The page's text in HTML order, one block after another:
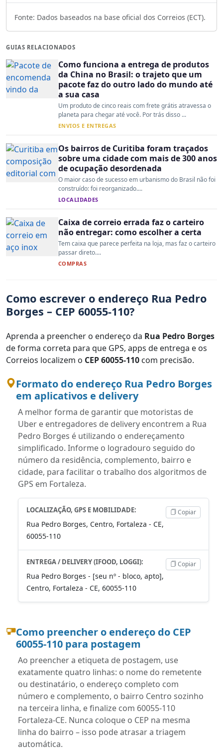
Fonte: Dados baseados na base oficial dos Correios (ECT).
GUIAS RELACIONADOS
Como funciona a entrega de produtos
da China no Brasil: o trajeto que um
pacote faz do outro lado do mundo até
a sua casa
Um produto de cinco reais com frete grátis atravessa o
planeta para chegar até você. Por trás disso ...
ENVIOS E ENTREGAS
Os bairros de Curitiba foram traçados
sobre uma cidade com mais de 300 anos
de ocupação desordenada
O maior caso de sucesso em urbanismo do Brasil não foi
construído: foi reorganizado....
LOCALIDADES
Caixa de correio errada faz o carteiro
não entregar: como escolher a certa
Tem caixa que parece perfeita na loja, mas faz o carteiro
passar direto....
COMPRAS
Como escrever o endereço Rua Pedro
Borges – CEP 60055-110?
Aprenda a preencher o endereço da Rua Pedro Borges
de forma correta para que GPS, apps de entrega e os
Correios localizem o CEP 60055-110 com precisão.
Formato do endereço Rua Pedro Borges
em aplicativos e delivery
A melhor forma de garantir que motoristas de
Uber e entregadores de delivery encontrem a Rua
Pedro Borges é utilizando o endereçamento
simplificado. Informe o logradouro seguido do
número da residência, complemento, bairro e
cidade, para facilitar o trabalho dos algoritmos de
GPS em Fortaleza.
LOCALIZAÇÃO, GPS E MOBILIDADE:
Rua Pedro Borges, Centro, Fortaleza - CE,
60055-110
Copiar
ENTREGA / DELIVERY (IFOOD, LOGGI):
Rua Pedro Borges - [seu nº - bloco, apto],
Centro, Fortaleza - CE, 60055-110
Copiar
Como preencher o endereço do CEP
60055-110 para postagem
Ao preencher a etiqueta de postagem, use
exatamente quatro linhas: o nome do remetente
ou destinatário, o endereço completo com
número e complemento, o bairro Centro sozinho
na terceira linha, e finalize com 60055-110
Fortaleza-CE. Nunca coloque o CEP na mesma
linha do bairro – isso pode atrasar a triagem
automática.